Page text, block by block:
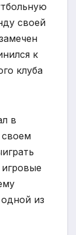
своей
к
клуба
в
из